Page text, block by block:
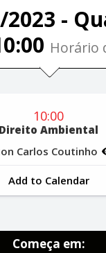
2023 -
Horário
10:00
Direito Ambiental
Carlos Coutinho
Add to Calendar
Começa em: